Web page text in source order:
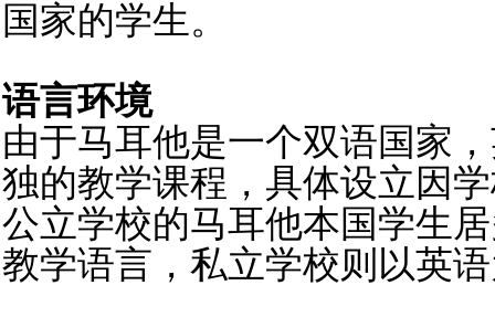
国家的学生。
语言环境
由于马耳他是一个双语国家
独的教学课程，具体设立因
公立学校的马耳他本国学生
教学语言，私立学校则以英